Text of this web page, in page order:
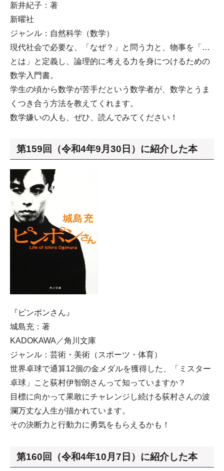
新井紀子：著
新曜社
ジャンル：自然科学（数学）
現代社会で必要な、「なぜ？」と問う力と、物事を「…
とは」と定義し、論理的に考える力を身につけるための
数学入門書。
学生の頃から数学が苦手だという数学者が、数学とうま
くつき合う方法を教えてくれます。
数学嫌いの人も、ぜひ、読んでみてください！
第159回（令和4年9月30日）に紹介した本
『ピンポンさん』
城島充：著
KADOKAWA／角川文庫
ジャンル：芸術・美術（スポーツ・体育）
世界卓球で通算12個の金メダルを獲得した、「ミスター
卓球」こと荻村伊智朗さんって知っていますか？
目標に向かって果敢にチャレンジし続ける荻村さんの波
瀾万丈な人生が描かれています。
その決断力と行動力に勇気をもらえるかも！
第160回（令和4年10月7日）に紹介した本